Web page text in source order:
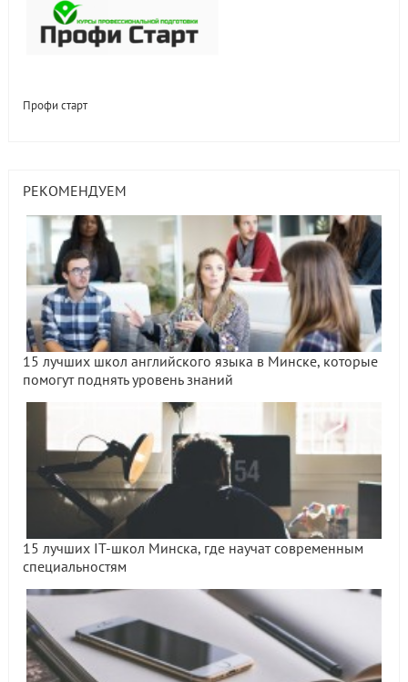
Профи старт
РЕКОМЕНДУЕМ
15 лучших школ английского языка в Минске, которые
помогут поднять уровень знаний
15 лучших IT-школ Минска, где научат современным
специальностям